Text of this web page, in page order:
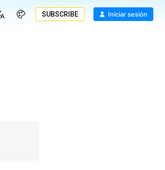
SUBSCRIBE Iniciar sesión